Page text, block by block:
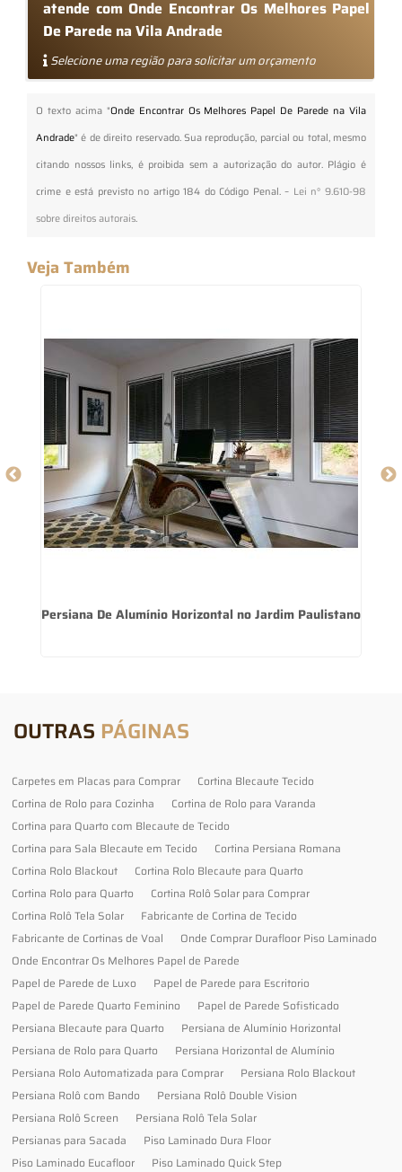
atende com Onde Encontrar Os Melhores Papel
De Parede na Vila Andrade
Selecione uma região para solicitar um orçamento
O texto acima "Onde Encontrar Os Melhores Papel De Parede na Vila
Andrade" é de direito reservado. Sua reprodução, parcial ou total, mesmo
citando nossos links, é proibida sem a autorização do autor. Plágio é
crime e está previsto no artigo 184 do Código Penal. – Lei n° 9.610-98
sobre direitos autorais.
Veja Também
Persiana De Alumínio Horizontal no Jardim Paulistano
OUTRAS PÁGINAS
Carpetes em Placas para Comprar
Cortina Blecaute Tecido
Cortina de Rolo para Cozinha
Cortina de Rolo para Varanda
Cortina para Quarto com Blecaute de Tecido
Cortina para Sala Blecaute em Tecido
Cortina Persiana Romana
Cortina Rolo Blackout
Cortina Rolo Blecaute para Quarto
Cortina Rolo para Quarto
Cortina Rolô Solar para Comprar
Cortina Rolô Tela Solar
Fabricante de Cortina de Tecido
Fabricante de Cortinas de Voal
Onde Comprar Durafloor Piso Laminado
Onde Encontrar Os Melhores Papel de Parede
Papel de Parede de Luxo
Papel de Parede para Escritorio
Papel de Parede Quarto Feminino
Papel de Parede Sofisticado
Persiana Blecaute para Quarto
Persiana de Alumínio Horizontal
Persiana de Rolo para Quarto
Persiana Horizontal de Alumínio
Persiana Rolo Automatizada para Comprar
Persiana Rolo Blackout
Persiana Rolô com Bando
Persiana Rolô Double Vision
Persiana Rolô Screen
Persiana Rolô Tela Solar
Persianas para Sacada
Piso Laminado Dura Floor
Piso Laminado Eucafloor
Piso Laminado Quick Step